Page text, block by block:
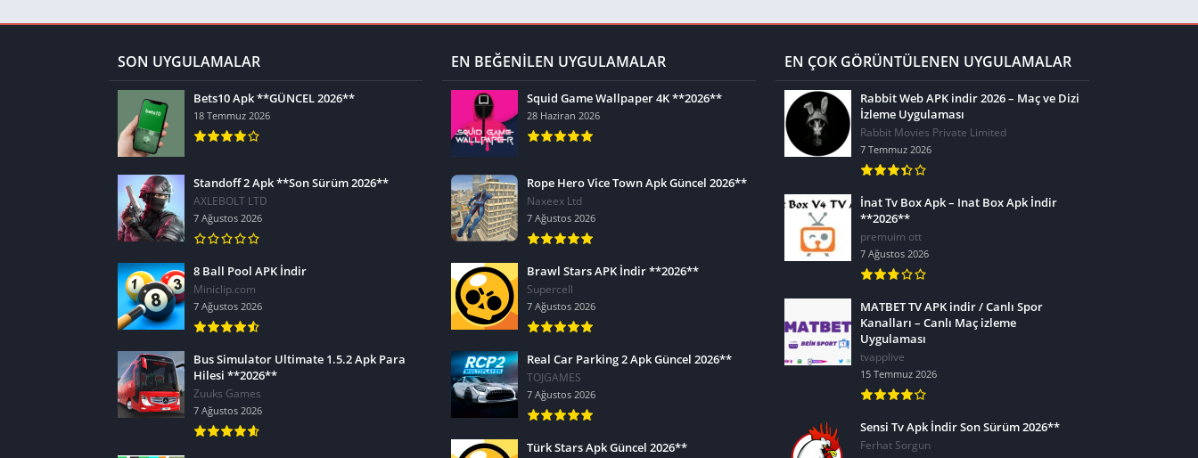
SON UYGULAMALAR
Bets10 Apk **GÜNCEL 2026**
18 Temmuz 2026
Standoff 2 Apk **Son Sürüm 2026**
AXLEBOLT LTD
7 Ağustos 2026
8 Ball Pool APK İndir
Miniclip.com
7 Ağustos 2026
Bus Simulator Ultimate 1.5.2 Apk Para
Hilesi **2026**
Zuuks Games
7 Ağustos 2026
EN BEĞENİLEN UYGULAMALAR
Squid Game Wallpaper 4K **2026**
28 Haziran 2026
Rope Hero Vice Town Apk Güncel 2026**
Naxeex Ltd
7 Ağustos 2026
Brawl Stars APK İndir **2026**
Supercell
7 Ağustos 2026
Real Car Parking 2 Apk Güncel 2026**
TOJGAMES
7 Ağustos 2026
Türk Stars Apk Güncel 2026**
EN ÇOK GÖRÜNTÜLENEN UYGULAMALAR
Rabbit Web APK indir 2026 – Maç ve Dizi
İzleme Uygulaması
Rabbit Movies Private Limited
7 Temmuz 2026
İnat Tv Box Apk – Inat Box Apk İndir
**2026**
premuim ott
7 Ağustos 2026
MATBET TV APK indir / Canlı Spor
Kanalları – Canlı Maç izleme
Uygulaması
tvapplive
15 Temmuz 2026
Sensi Tv Apk İndir Son Sürüm 2026**
Ferhat Sorgun